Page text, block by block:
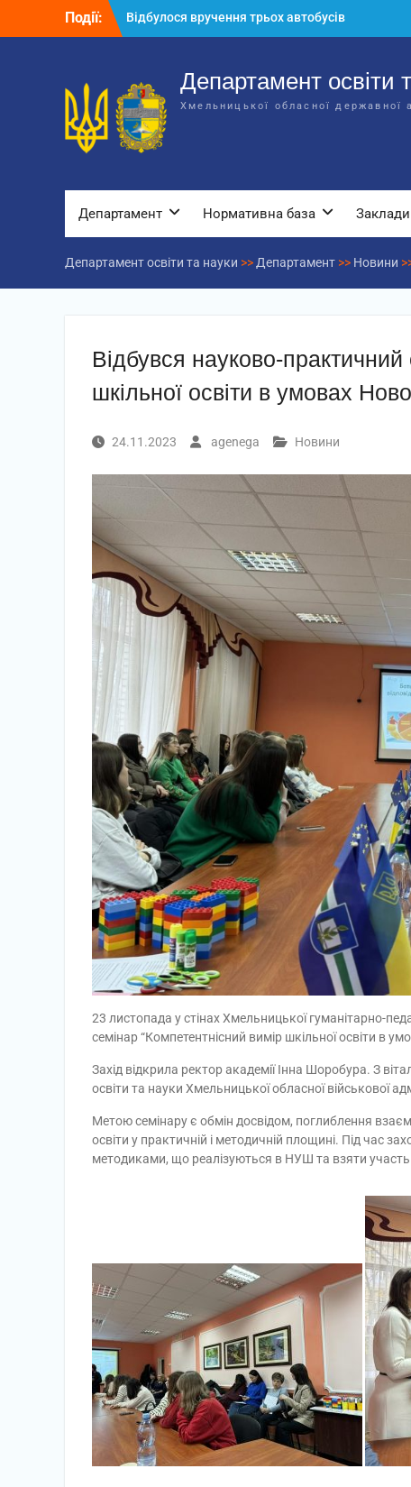
Події:
Відбулося засідання колегії
Відбулась обласна нарада для
відповідальних за національно-
патріотичне виховання
Департамент освіти
Хмельницької обласної державної
Департамент Нормативна база Заклади
Департамент освіти та науки >> Департамент >> Новини
Відбувся науково-
шкільної освіти в умовах
24.11.2023 agenega Новини
23 листопада у стінах Хмельницької гуманітарно-
семінар “Компетентнісний вимір шкільної освіти в
Захід відкрила ректор академії Інна Шоробура. З
освіти та науки Хмельницької обласної військової
Метою семінару є обмін досвідом, поглиблення
освіти у практичній і методичній площині. Під час
методиками, що реалізуються в НУШ та взяти участь